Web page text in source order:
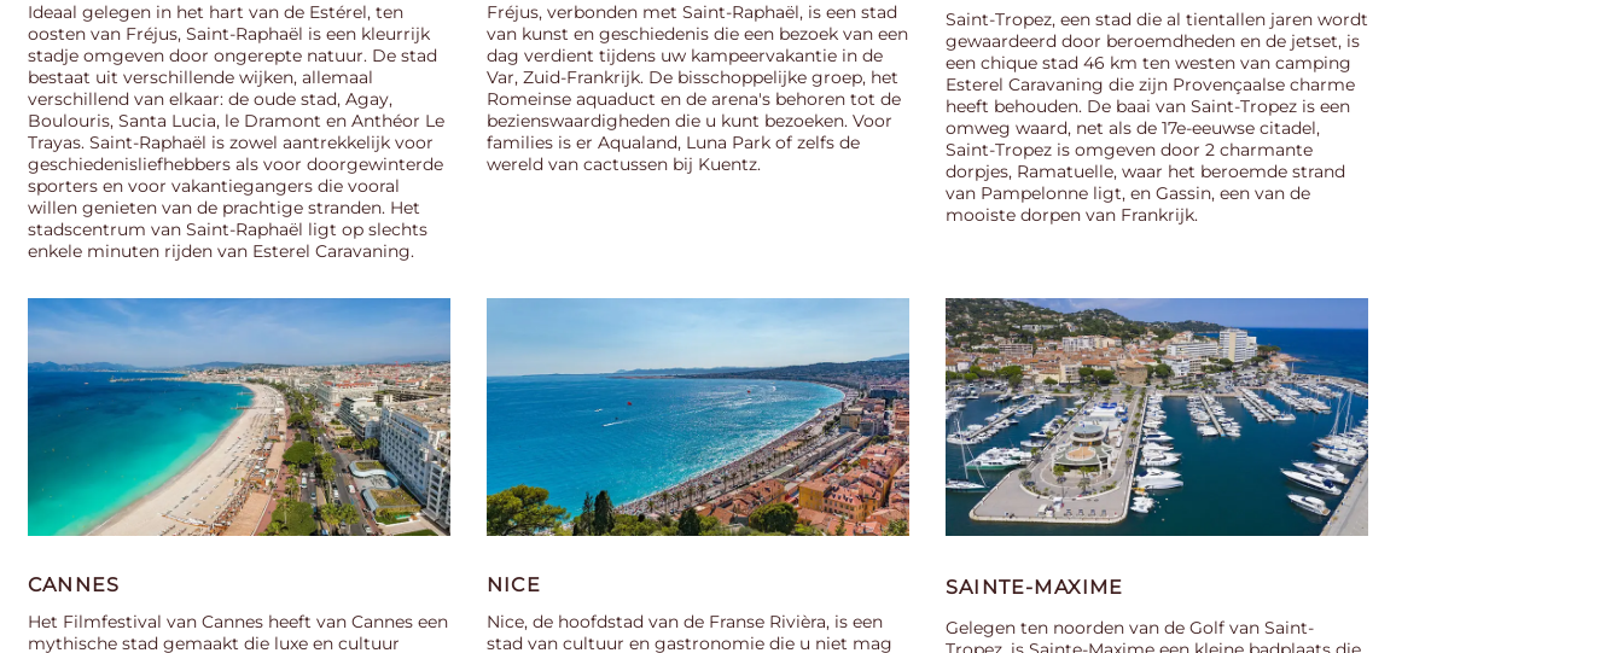
Ideaal gelegen in het hart van de Estérel, ten
oosten van Fréjus, Saint-Raphaël is een kleurrijk
stadje omgeven door ongerepte natuur. De stad
bestaat uit verschillende wijken, allemaal
verschillend van elkaar: de oude stad, Agay,
Boulouris, Santa Lucia, le Dramont en Anthéor Le
Trayas. Saint-Raphaël is zowel aantrekkelijk voor
geschiedenisliefhebbers als voor doorgewinterde
sporters en voor vakantiegangers die vooral
willen genieten van de prachtige stranden. Het
stadscentrum van Saint-Raphaël ligt op slechts
enkele minuten rijden van Esterel Caravaning.
Fréjus, verbonden met Saint-Raphaël, is een stad
van kunst en geschiedenis die een bezoek van een
dag verdient tijdens uw kampeervakantie in de
Var, Zuid-Frankrijk. De bisschoppelijke groep, het
Romeinse aquaduct en de arena's behoren tot de
bezienswaardigheden die u kunt bezoeken. Voor
families is er Aqualand, Luna Park of zelfs de
wereld van cactussen bij Kuentz.
Saint-Tropez, een stad die al tientallen jaren wordt
gewaardeerd door beroemdheden en de jetset, is
een chique stad 46 km ten westen van camping
Esterel Caravaning die zijn Provençaalse charme
heeft behouden. De baai van Saint-Tropez is een
omweg waard, net als de 17e-eeuwse citadel,
Saint-Tropez is omgeven door 2 charmante
dorpjes, Ramatuelle, waar het beroemde strand
van Pampelonne ligt, en Gassin, een van de
mooiste dorpen van Frankrijk.
CANNES
Het Filmfestival van Cannes heeft van Cannes een
mythische stad gemaakt die luxe en cultuur
NICE
Nice, de hoofdstad van de Franse Rivièra, is een
stad van cultuur en gastronomie die u niet mag
SAINTE-MAXIME
Gelegen ten noorden van de Golf van Saint-